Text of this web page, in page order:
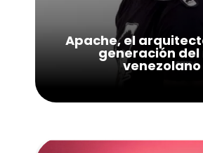
Apache, el
generación del
venezolano